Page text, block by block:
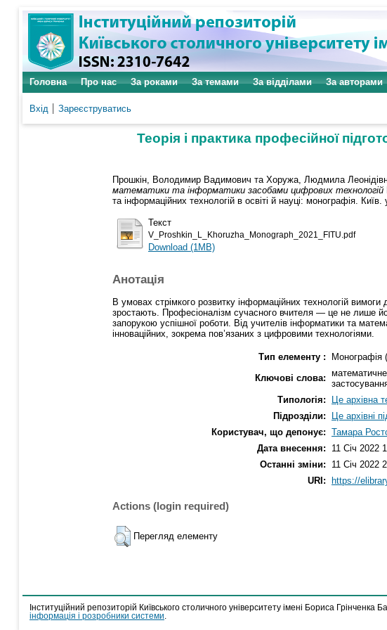
Головна Про нас За роками За темами За відділами За авторами
Вхід Зареєструватись
Теорія і практика професійної
Прошкін, Володимир Вадимович та Хоружа, Людмила
математики та інформатики засобами цифрових технологій
та інформаційних технологій в освіті й науці: монографія. Київ.
Текст
V_Proshkin_L_Khoruzha_Monograph_2021_FITU.pdf
Download (1MB)
Анотація
В умовах стрімкого розвитку інформаційних технологій
зростають. Професіоналізм сучасного вчителя — це не лише
запорукою успішної роботи. Від учителів інформатики та
інноваційних, зокрема пов’язаних з цифровими технологіями.
Тип елементу :
Монографія
Ключові слова:
Типологія:
Це архівна
Підрозділи:
Це архівні
Користувач, що депонує: Тамара
Дата внесення:
11 Січ 2022
Останні зміни:
11 Січ 2022
URI:
https://
Actions (login required)
Перегляд елементу
Інституційний репозиторій Київського столичного університету імені Бориса Грінченка
інформація і розробники системи